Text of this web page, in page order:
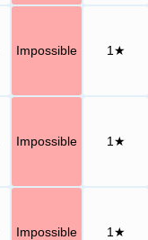
Impossible 1★
Impossible 1★
Impossible 1★